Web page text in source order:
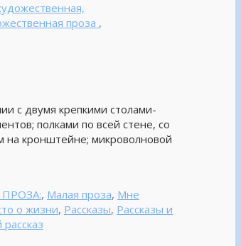
проза ,
с двумя крепкими столами-
полками по всей стене, со
на кронштейне; микроволновой
, Малая проза, Мне
о жизни, Рассказы, Рассказы и